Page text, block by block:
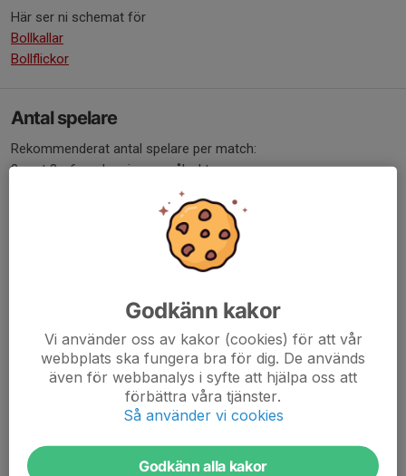
Här ser ni schemat för
Bollkallar
Bollflickor
Antal spelare
Rekommenderat antal spelare per match:
3 mot 3 - 6 spelare ingen målvakt
Godkänn kakor
Vi använder oss av kakor (cookies) för att vår
webbplats ska fungera bra för dig. De används
även för webbanalys i syfte att hjälpa oss att
förbättra våra tjänster.
Så använder vi cookies
Godkänn alla kakor